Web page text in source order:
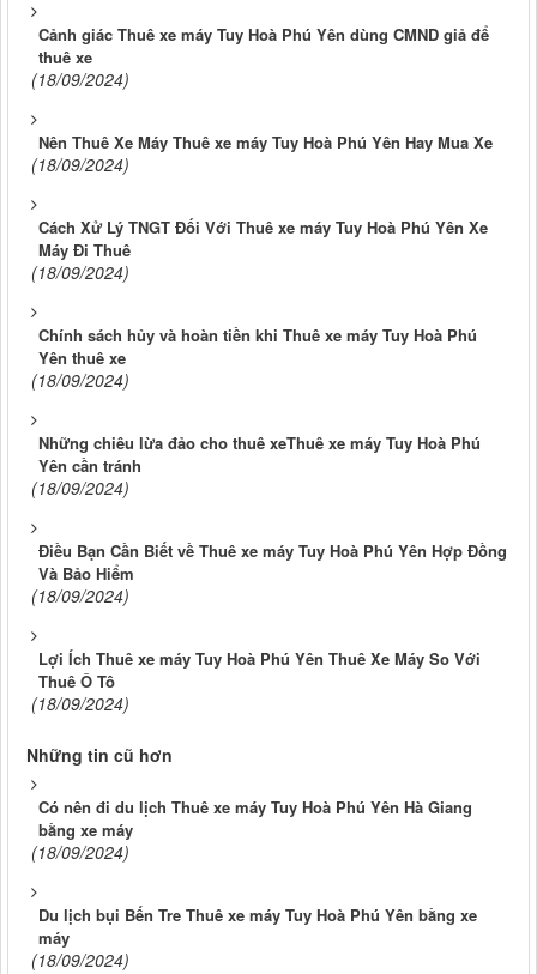
Cảnh giác Thuê xe máy Tuy Hoà Phú Yên dùng CMND giả để
thuê xe
(18/09/2024)
Nên Thuê Xe Máy Thuê xe máy Tuy Hoà Phú Yên Hay Mua Xe
(18/09/2024)
Cách Xử Lý TNGT Đối Với Thuê xe máy Tuy Hoà Phú Yên Xe
Máy Đi Thuê
(18/09/2024)
Chính sách hủy và hoàn tiền khi Thuê xe máy Tuy Hoà Phú
Yên thuê xe
(18/09/2024)
Những chiêu lừa đảo cho thuê xeThuê xe máy Tuy Hoà Phú
Yên cần tránh
(18/09/2024)
Điều Bạn Cần Biết về Thuê xe máy Tuy Hoà Phú Yên Hợp Đồng
Và Bảo Hiểm
(18/09/2024)
Lợi Ích Thuê xe máy Tuy Hoà Phú Yên Thuê Xe Máy So Với
Thuê Ô Tô
(18/09/2024)
Những tin cũ hơn
Có nên đi du lịch Thuê xe máy Tuy Hoà Phú Yên Hà Giang
bằng xe máy
(18/09/2024)
Du lịch bụi Bến Tre Thuê xe máy Tuy Hoà Phú Yên bằng xe
máy
(18/09/2024)